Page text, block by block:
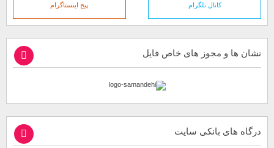
کانال تلگرام پیج اینستاگرام
نشان ها و مجوز های خاص فایل
درگاه های بانکی سایت